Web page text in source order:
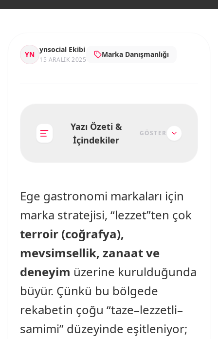
YN
ynsocial Ekibi
15 ARALIK 2025
Marka Danışmanlığı
Yazı Özeti &
İçindekiler
GÖSTER
Ege gastronomi markaları için
marka stratejisi, “lezzet”ten çok
terroir (coğrafya),
mevsimsellik, zanaat ve
deneyim üzerine kurulduğunda
büyür. Çünkü bu bölgede
rekabetin çoğu “taze–lezzetli–
samimi” düzeyinde eşitleniyor;